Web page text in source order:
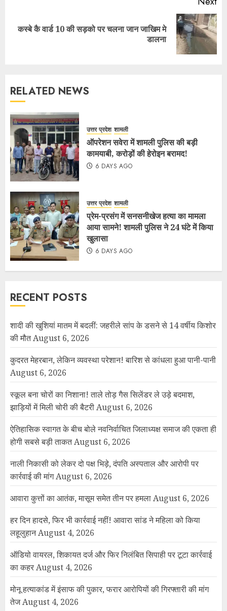
कस्बे कै वार्ड 10 की सड़को पर चलना जान जाखिम मे
डालना
RELATED NEWS
उत्तर प्रदेश शामली
ऑपरेशन सवेरा में शामली पुलिस की बड़ी
कामयाबी, करोड़ों की हेरोइन बरामद!
6 DAYS AGO
उत्तर प्रदेश शामली
प्रेम-प्रसंग में सनसनीखेज हत्या का मामला
आया सामने! शामली पुलिस ने 24 घंटे में किया
खुलासा
6 DAYS AGO
RECENT POSTS
शादी की खुशियां मातम में बदलीं: जहरीले सांप के डसने से 14 वर्षीय किशोर
की मौतAugust 6, 2026
कुदरत मेहरबान, लेकिन व्यवस्था परेशान! बारिश से कांधला हुआ पानी-पानी
August 6, 2026
स्कूल बना चोरों का निशाना! ताले तोड़ गैस सिलेंडर ले उड़े बदमाश,
झाड़ियों में मिली चोरी की बैटरीAugust 6, 2026
ऐतिहासिक स्वागत के बीच बोले नवनिर्वाचित जिलाध्यक्ष समाज की एकता ही
होगी सबसे बड़ी ताकतAugust 6, 2026
नाली निकासी को लेकर दो पक्ष भिड़े, दंपति अस्पताल और आरोपी पर
कार्रवाई की मांगAugust 6, 2026
आवारा कुत्तों का आतंक, मासूम समेत तीन पर हमलाAugust 6, 2026
हर दिन हादसे, फिर भी कार्रवाई नहीं! आवारा सांड ने महिला को किया
लहूलुहानAugust 4, 2026
ऑडियो वायरल, शिकायत दर्ज और फिर निलंबित सिपाही पर टूटा कार्रवाई
का कहरAugust 4, 2026
मोनू हत्याकांड में इंसाफ की पुकार, फरार आरोपियों की गिरफ्तारी की मांग
तेजAugust 4, 2026